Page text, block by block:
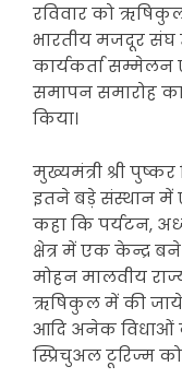
रविवार को
भारतीय मजदूर संघ
कार्यकर्ता सम्मेलन
समापन समारोह
किया।
मुख्यमंत्री श्री
इतने बड़े संस्थान में
कहा कि पर्यटन,
क्षेत्र में एक केन्द्र
मोहन मालवीय
ऋषिकुल में की
आदि अनेक विधाओं
स्प्रिचुअल टूरिज्म